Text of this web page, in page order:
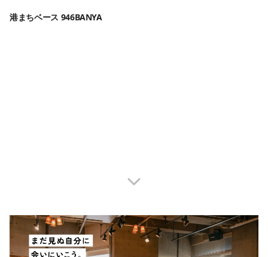
港まちベース 946BANYA